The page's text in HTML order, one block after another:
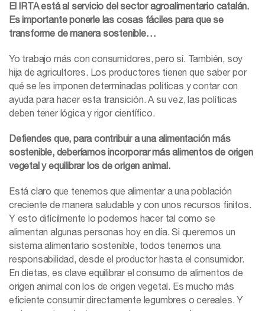
El IRTA está al servicio del sector agroalimentario catalán.
Es importante ponerle las cosas fáciles para que se
transforme de manera sostenible…
Yo trabajo más con consumidores, pero sí. También, soy
hija de agricultores. Los productores tienen que saber por
qué se les imponen determinadas políticas y contar con
ayuda para hacer esta transición. A su vez, las políticas
deben tener lógica y rigor científico.
Defiendes que, para contribuir a una alimentación más
sostenible, deberíamos incorporar más alimentos de origen
vegetal y equilibrar los de origen animal.
Está claro que tenemos que alimentar a una población
creciente de manera saludable y con unos recursos finitos.
Y esto difícilmente lo podemos hacer tal como se
alimentan algunas personas hoy en día. Si queremos un
sistema alimentario sostenible, todos tenemos una
responsabilidad, desde el productor hasta el consumidor.
En dietas, es clave equilibrar el consumo de alimentos de
origen animal con los de origen vegetal. Es mucho más
eficiente consumir directamente legumbres o cereales. Y